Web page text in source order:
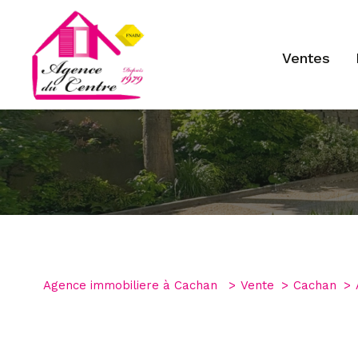
ventes
Agence immobiliere à Cachan Vente Cachan